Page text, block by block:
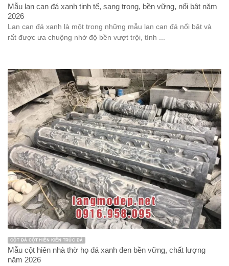
Mẫu lan can đá xanh tinh tế, sang trọng, bền vững, nổi bật năm
2026
Lan can đá xanh là một trong những mẫu lan can đá nổi bật và
rất được ưa chuộng nhờ độ bền vượt trội, tính ...
CỘT ĐÁ CỘT HIÊN KIẾN TRÚC ĐÁ
Mẫu cột hiên nhà thờ họ đá xanh đen bền vững, chất lượng
năm 2026